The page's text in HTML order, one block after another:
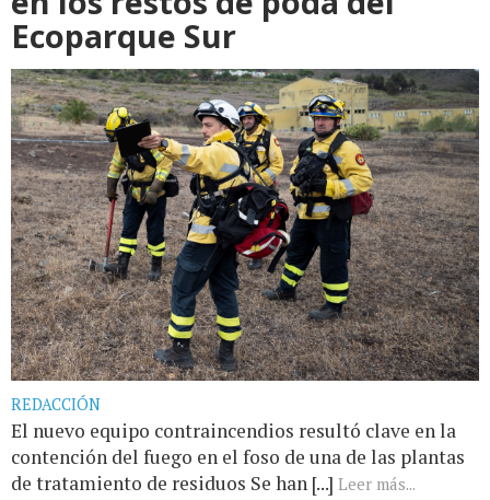
Ecoparque Sur
REDACCIÓN
El nuevo equipo contraincendios resultó clave en la
contención del fuego en el foso de una de las plantas
de tratamiento de residuos Se han [...] Leer más...